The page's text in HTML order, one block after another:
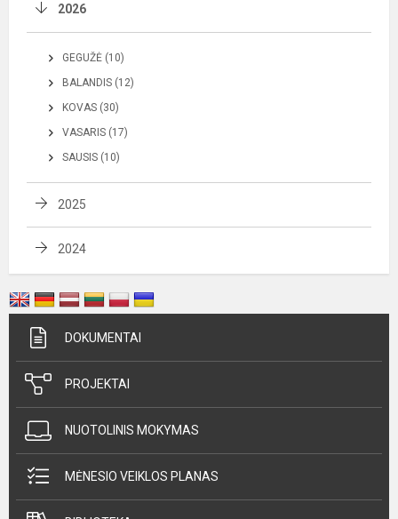
2026
GEGUŽĖ (10)
BALANDIS (12)
KOVAS (30)
VASARIS (17)
SAUSIS (10)
2025
2024
DOKUMENTAI
PROJEKTAI
NUOTOLINIS MOKYMAS
MĖNESIO VEIKLOS PLANAS